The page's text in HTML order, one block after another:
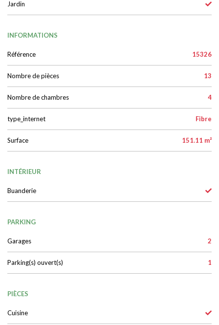
Jardin
Référence 15326
Nombre de pièces 13
Nombre de chambres 4
type_internet Fibre
Surface 151.11 m²
Buanderie
Garages 2
Parking(s) ouvert(s) 1
Cuisine